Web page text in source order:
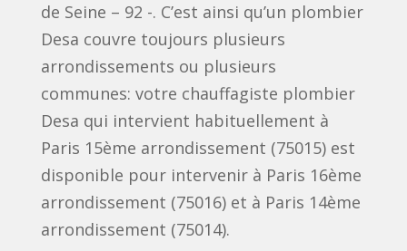
de Seine – 92 -. C’est ainsi qu’un plombier
Desa couvre toujours plusieurs
arrondissements ou plusieurs
communes: votre chauffagiste plombier
Desa qui intervient habituellement à
Paris 15ème arrondissement (75015) est
disponible pour intervenir à Paris 16ème
arrondissement (75016) et à Paris 14ème
arrondissement (75014).